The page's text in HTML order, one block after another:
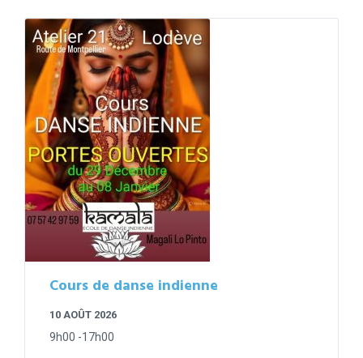
Cours de danse indienne
10 AOÛT 2026
9h00 -17h00